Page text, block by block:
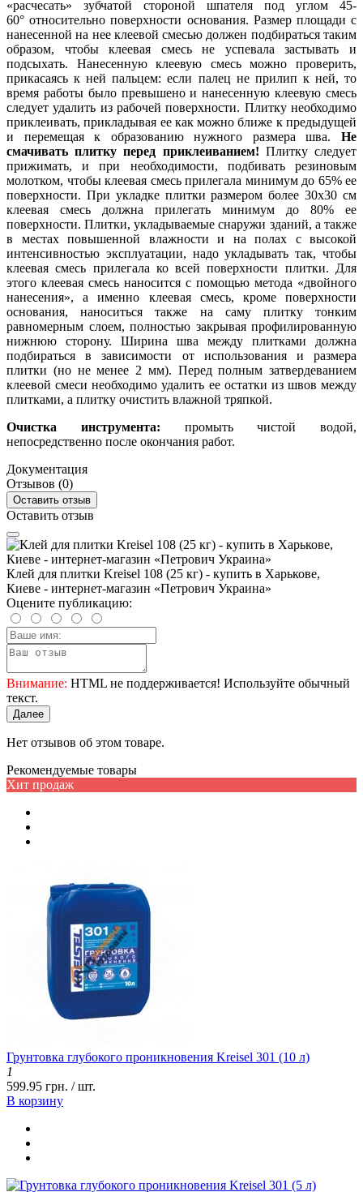
«расчесать» зубчатой ​​стороной шпателя под углом 45-
60° относительно поверхности основания. Размер площади с
нанесенной на нее клеевой смесью должен подбираться таким
образом, чтобы клеевая смесь не успевала застывать и
подсыхать. Нанесенную клеевую смесь можно проверить,
прикасаясь к ней пальцем: если палец не прилип к ней, то
время работы было превышено и нанесенную клеевую смесь
следует удалить из рабочей поверхности. Плитку необходимо
приклеивать, прикладывая ее как можно ближе к предыдущей
и перемещая к образованию нужного размера шва. Не
смачивать плитку перед приклеиванием! Плитку следует
прижимать, и при необходимости, подбивать резиновым
молотком, чтобы клеевая смесь прилегала минимум до 65% ее
поверхности. При укладке плитки размером более 30x30 см
клеевая смесь должна прилегать минимум до 80% ее
поверхности. Плитки, укладываемые снаружи зданий, а также
в местах повышенной влажности и на полах с высокой
интенсивностью эксплуатации, надо укладывать так, чтобы
клеевая смесь прилегала ко всей поверхности плитки. Для
этого клеевая смесь наносится с помощью метода «двойного
нанесения», а именно клеевая смесь, кроме поверхности
основания, наноситься также на саму плитку тонким
равномерным слоем, полностью закрывая профилированную
нижнюю сторону. Ширина шва между плитками должна
подбираться в зависимости от использования и размера
плитки (но не менее 2 мм). Перед полным затвердеванием
клеевой смеси необходимо удалить ее остатки из швов между
плитками, а плитку очистить влажной тряпкой.
Очистка инструмента: промыть чистой водой,
непосредственно после окончания работ.
Документация
Отзывов (0)
Оставить отзыв
Оставить отзыв
Клей для плитки Kreisel 108 (25 кг) - купить в Харькове,
Киеве - интернет-магазин «Петрович Украина»
Оцените публикацию:
Внимание: HTML не поддерживается! Используйте обычный
текст.
Далее
Нет отзывов об этом товаре.
Рекомендуемые товары
Хит продаж
Грунтовка глубокого проникновения Kreisel 301 (10 л)
1
599.95 грн. / шт.
В корзину